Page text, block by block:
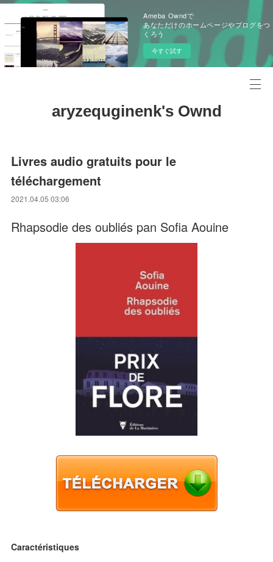
Ameba Owndで
あなただけのホームページやブログをつ
くろう
今すぐ試す
aryzequginenk's Ownd
Livres audio gratuits pour le
téléchargement
2021.04.05 03:06
Rhapsodie des oubliés pan Sofia Aouine
Caractéristiques